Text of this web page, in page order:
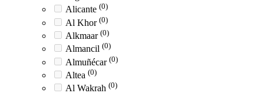
Alicante (0)
Al Khor (0)
Alkmaar (0)
Almancil (0)
Almuñécar (0)
Altea (0)
Al Wakrah (0)